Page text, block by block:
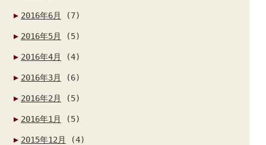
2016年6月 (7)
2016年5月 (5)
2016年4月 (4)
2016年3月 (6)
2016年2月 (5)
2016年1月 (5)
2015年12月 (4)